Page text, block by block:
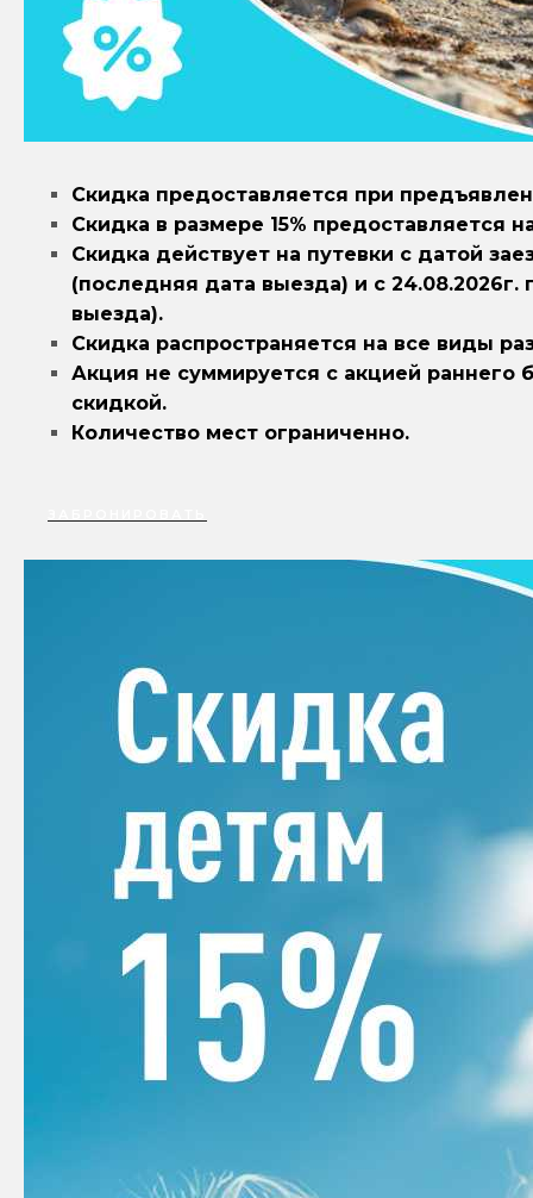
Скидка предоставляется при
Скидка в размере 15% предоставляется
Скидка действует на путевки с датой
(последняя дата выезда) и с 24.08.2026г.
выезда).
Скидка распространяется на все виды
Акция не суммируется с акцией раннего
скидкой.
Количество мест ограниченно.